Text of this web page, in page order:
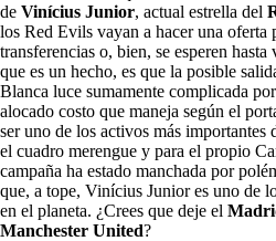
de Vinícius Junior, actual estrella del
los Red Evils vayan a hacer una oferta
transferencias o, bien, se esperen
que es un hecho, es que la posible
Blanca luce sumamente complicada
alocado costo que maneja según el
ser uno de los activos más importantes
el cuadro merengue y para el propio
campaña ha estado manchada por
que, a tope, Vinícius Junior es uno de
en el planeta. ¿Crees que deje el
Manchester United?